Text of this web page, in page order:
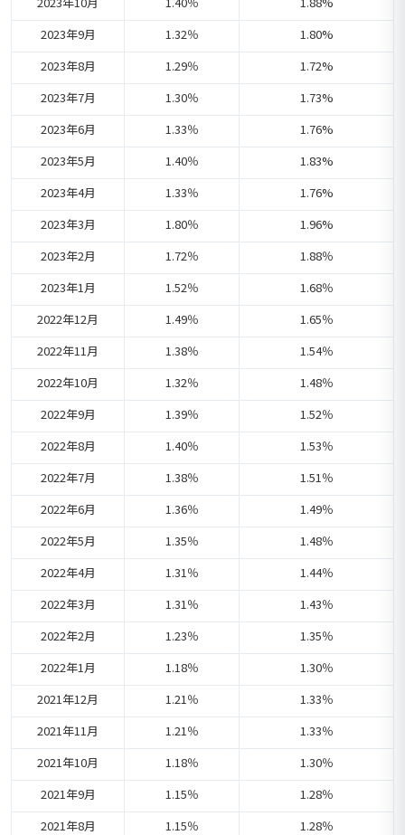
2023年9月
1.32％
1.80%
2023年8月
1.29％
1.72%
2023年7月
1.30％
1.73%
2023年6月
1.33％
1.76%
2023年5月
1.40％
1.83%
2023年4月
1.33％
1.76%
2023年3月
1.80％
1.96%
2023年2月
1.72％
1.88％
2023年1月
1.52％
1.68％
2022年12月
1.49％
1.65％
2022年11月
1.38％
1.54％
2022年10月
1.32％
1.48％
2022年9月
1.39％
1.52％
2022年8月
1.40％
1.53％
2022年7月
1.38％
1.51％
2022年6月
1.36％
1.49％
2022年5月
1.35％
1.48％
2022年4月
1.31％
1.44％
2022年3月
1.31％
1.43％
2022年2月
1.23％
1.35％
2022年1月
1.18％
1.30％
2021年12月
1.21％
1.33％
2021年11月
1.21％
1.33％
2021年10月
1.18％
1.30％
2021年9月
1.15％
1.28％
2021年8月
1.15％
1.28％